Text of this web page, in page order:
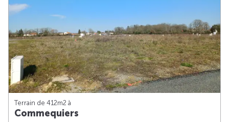
Terrain de 412m2 à
Commequiers